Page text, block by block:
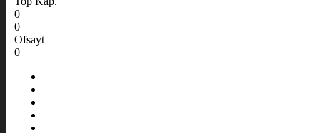
0
0
Ofsayt
0